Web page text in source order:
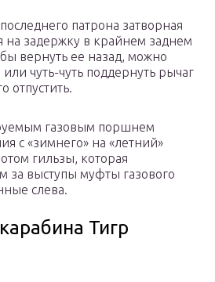
патрона затворная
на задержку в крайнем заднем
вернуть ее назад, можно
чуть-чуть поддернуть рычаг
отпустить.
газовым поршнем
с «зимнего» на «летний»
гильзы, которая
за выступы муфты газового
слева.
Тигр